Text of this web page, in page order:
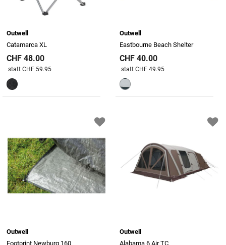
Outwell
Catamarca XL
CHF 48.00
Preis reduziert von
statt CHF 59.95An
Outwell
Eastbourne Beach Shelter
CHF 40.00
Preis reduziert von
statt CHF 49.95An
Outwell
Footprint Newburg 160
Outwell
Alabama 6 Air TC